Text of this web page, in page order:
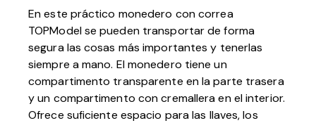
En este práctico monedero con correa
TOPModel se pueden transportar de forma
segura las cosas más importantes y tenerlas
siempre a mano. El monedero tiene un
compartimento transparente en la parte trasera
y un compartimento con cremallera en el interior.
Ofrece suficiente espacio para las llaves, los